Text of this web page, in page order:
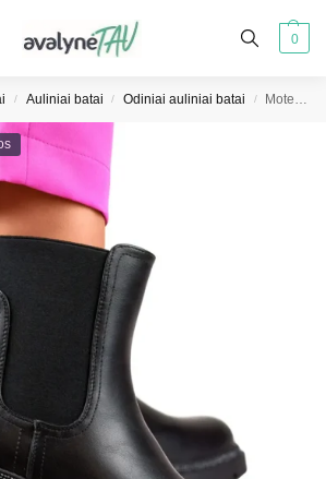
0
/ Auliniai batai / Odiniai auliniai batai / Moteriškos juodos eko odos šlepetės dekoratyviniu padu